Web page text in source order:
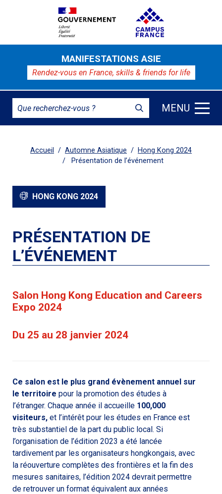
MANIFESTATIONS ASIE
Rendez-vous en France, skills & friends for life
MENU
Accueil Automne Asiatique
Hong Kong 2024
Présentation de l’événement
HONG KONG 2024
PRÉSENTATION DE
L’ÉVÉNEMENT
Salon Hong Kong Education and Careers
Expo 2024
Du 25 au 28 janvier 2024
Ce salon est le plus grand évènement annuel sur
le territoire pour la promotion des études à
l’étranger. Chaque année il accueille 100,000
visiteurs, et l’intérêt pour les études en France est
très substantiel de la part du public local. Si
l’organisation de l’édition 2023 a été lancée
tardivement par les organisateurs hongkongais, avec
la réouverture complètes des frontières et la fin des
mesures sanitaires, l’édition 2024 devrait permettre
de retrouver un format équivalent aux années